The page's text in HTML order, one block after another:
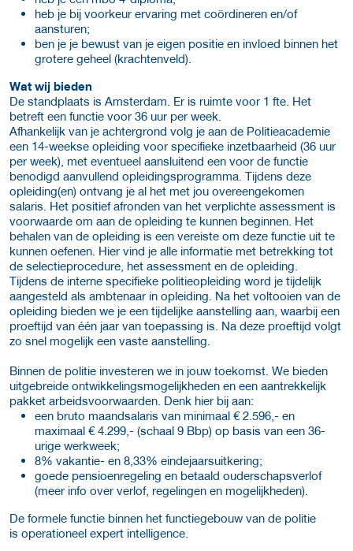
heb je bij voorkeur ervaring met coördineren en/of
aansturen;
ben je je bewust van je eigen positie en invloed binnen het
grotere geheel (krachtenveld).
Wat wij bieden
De standplaats is Amsterdam. Er is ruimte voor 1 fte. Het
betreft een functie voor 36 uur per week.
Afhankelijk van je achtergrond volg je aan de Politieacademie
een 14-weekse opleiding voor specifieke inzetbaarheid (36 uur
per week), met eventueel aansluitend een voor de functie
benodigd aanvullend opleidingsprogramma. Tijdens deze
opleiding(en) ontvang je al het met jou overeengekomen
salaris. Het positief afronden van het verplichte assessment is
voorwaarde om aan de opleiding te kunnen beginnen. Het
behalen van de opleiding is een vereiste om deze functie uit te
kunnen oefenen. Hier vind je alle informatie met betrekking tot
de selectieprocedure, het assessment en de opleiding.
Tijdens de interne specifieke politieopleiding word je tijdelijk
aangesteld als ambtenaar in opleiding. Na het voltooien van de
opleiding bieden we je een tijdelijke aanstelling aan, waarbij een
proeftijd van één jaar van toepassing is. Na deze proeftijd volgt
zo snel mogelijk een vaste aanstelling.
Binnen de politie investeren we in jouw toekomst. We bieden
uitgebreide ontwikkelingsmogelijkheden en een aantrekkelijk
pakket arbeidsvoorwaarden. Denk hier bij aan:
een bruto maandsalaris van minimaal € 2.596,- en
maximaal € 4.299,- (schaal 9 Bbp) op basis van een 36-
urige werkweek;
8% vakantie- en 8,33% eindejaarsuitkering;
goede pensioenregeling en betaald ouderschapsverlof
(meer info over verlof, regelingen en mogelijkheden).
De formele functie binnen het functiegebouw van de politie
is operationeel expert intelligence.